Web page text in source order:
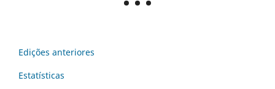
Edições anteriores
Estatísticas